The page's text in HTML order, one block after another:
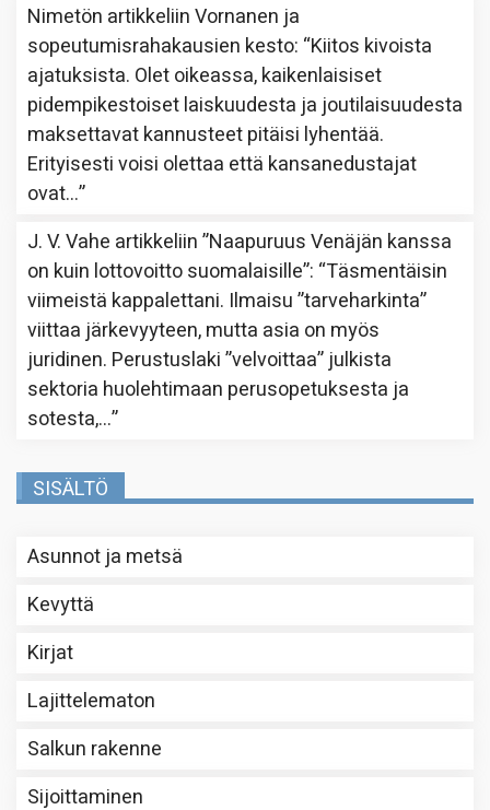
Nimetön artikkeliinVornanen ja
sopeutumisrahakausien kesto: “Kiitos kivoista
ajatuksista. Olet oikeassa, kaikenlaisiset
pidempikestoiset laiskuudesta ja joutilaisuudesta
maksettavat kannusteet pitäisi lyhentää.
Erityisesti voisi olettaa että kansanedustajat
ovat…”
J. V. Vahe artikkeliin”Naapuruus Venäjän kanssa
on kuin lottovoitto suomalaisille”: “Täsmentäisin
viimeistä kappalettani. Ilmaisu ”tarveharkinta”
viittaa järkevyyteen, mutta asia on myös
juridinen. Perustuslaki ”velvoittaa” julkista
sektoria huolehtimaan perusopetuksesta ja
sotesta,…”
SISÄLTÖ
Asunnot ja metsä
Kevyttä
Kirjat
Lajittelematon
Salkun rakenne
Sijoittaminen